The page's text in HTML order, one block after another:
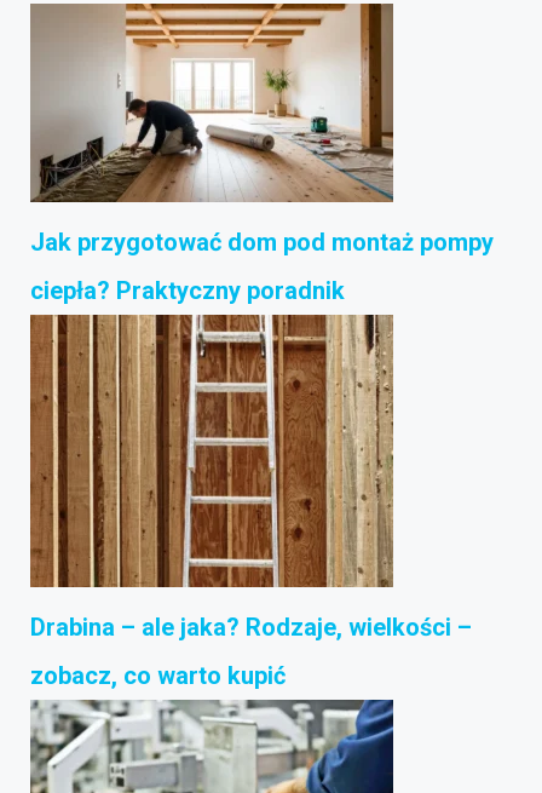
Jak przygotować dom pod montaż pompy
ciepła? Praktyczny poradnik
Drabina – ale jaka? Rodzaje, wielkości –
zobacz, co warto kupić